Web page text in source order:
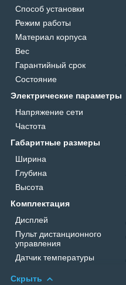
Способ установки
Режим работы
Материал корпуса
Вес
Гарантийный срок
Состояние
Электрические параметры
Напряжение сети
Частота
Габаритные размеры
Ширина
Глубина
Высота
Комплектация
Дисплей
Пульт дистанционного
управления
Датчик температуры
Скрыть